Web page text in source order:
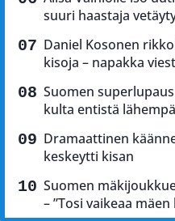
suuri haastaja
Daniel Kosonen
kisoja – napakka
Suomen
kulta entistä
Dramaattinen
keskeytti kisan
Suomen
– ”Tosi vaikeaa mäen